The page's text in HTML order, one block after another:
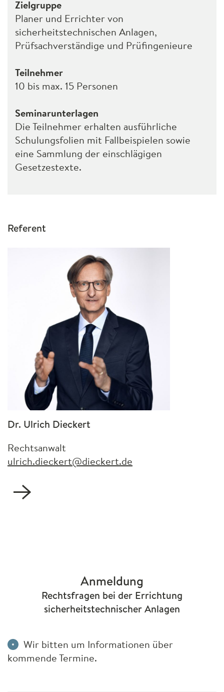
Zielgruppe
Planer und Errichter von
sicherheitstechnischen Anlagen,
Prüfsachverständige und Prüfingenieure
Teilnehmer
10 bis max. 15 Personen
Seminarunterlagen
Die Teilnehmer erhalten ausführliche
Schulungsfolien mit Fallbeispielen sowie
eine Sammlung der einschlägigen
Gesetzestexte.
Referent
Dr. Ulrich Dieckert
Rechtsanwalt
ulrich.dieckert@dieckert.de
Anmeldung
Rechtsfragen bei der Errichtung
sicherheitstechnischer Anlagen
Bitte nicht ausfüllen.
Wir bitten um Informationen über
kommende Termine.